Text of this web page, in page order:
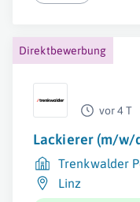
Direktbewerbung
vor 4 T
Lackierer (m/w/
Trenkwalder
Linz